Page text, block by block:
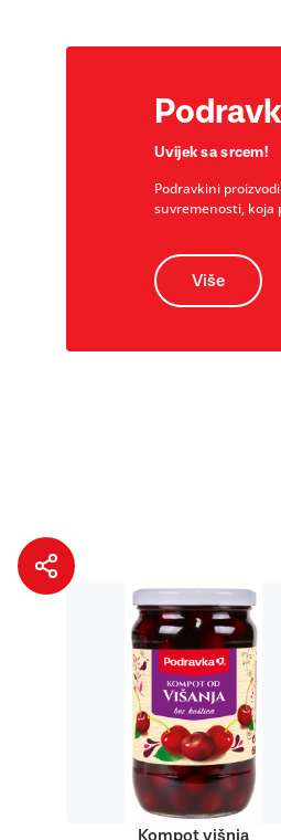
Uvijek sa srcem!
Podravkini
suvremenosti, koja
Više
Kompot višnja